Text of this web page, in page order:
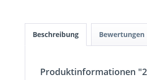
Beschreibung Bewertungen
Produktinformationen